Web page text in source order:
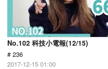
No.102 科技小電報(12/15)
# 236
2017-12-15 01:00